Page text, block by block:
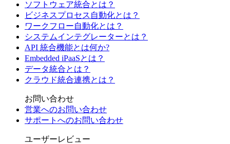
ソフトウェア統合とは？
ビジネスプロセス自動化とは？
ワークフロー自動化とは？
システムインテグレーターとは？
API 統合機能とは何か?
Embedded iPaaSとは？
データ統合とは？
クラウド統合連携とは？
お問い合わせ
営業へのお問い合わせ
サポートへのお問い合わせ
ユーザーレビュー